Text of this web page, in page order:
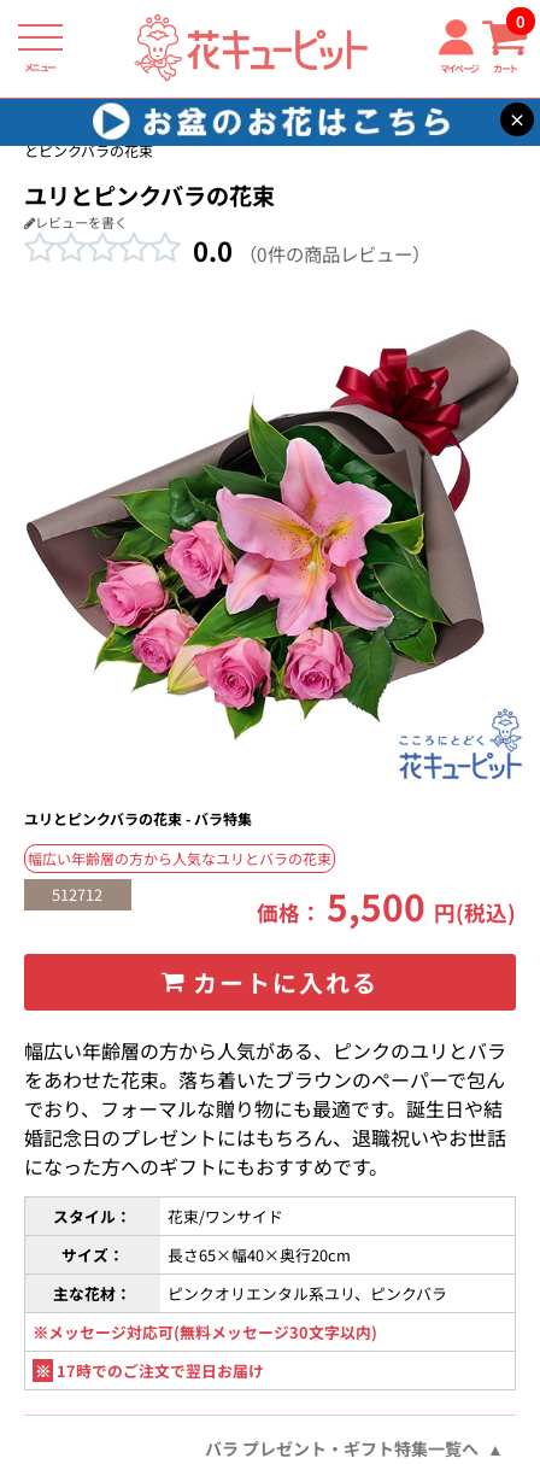
メニュー マイページ カート
0
×
花キューピット バラ プレゼント・ギフト特集2026
【バラ特集】ユリ
とピンクバラの花束
ユリとピンクバラの花束
レビューを書く
0.0 （0件の商品レビュー）
ユリとピンクバラの花束 - バラ特集
幅広い年齢層の方から人気なユリとバラの花束
512712
価格： 5,500 円(税込)
カートに入れる
幅広い年齢層の方から人気がある、ピンクのユリとバラ
をあわせた花束。落ち着いたブラウンのペーパーで包ん
でおり、フォーマルな贈り物にも最適です。誕生日や結
婚記念日のプレゼントにはもちろん、退職祝いやお世話
になった方へのギフトにもおすすめです。
スタイル：
花束/ワンサイド
サイズ：
長さ65×幅40×奥行20cm
主な花材：
ピンクオリエンタル系ユリ、ピンクバラ
※メッセージ対応可(無料メッセージ30文字以内)
※ 17時でのご注文で翌日お届け
バラ プレゼント・ギフト特集一覧へ